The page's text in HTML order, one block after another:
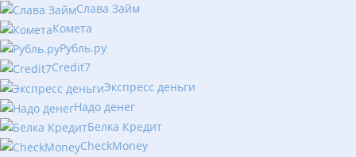
Слава Займ
Комета
Рубль.ру
Сredit7
Экспресс деньги
Надо денег
Белка Кредит
CheckMoney